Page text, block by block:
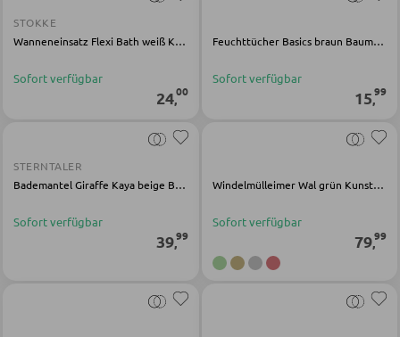
GARDEROBEN
Garderobenleisten
Garderobenspiegel
Kleiderhaken
Garderoben Kommoden
STOKKE
Wanneneinsatz Flexi Bath weiß Kunststoff
Sofort verfügbar
24,00
Feuchttücher Basics braun Baumwolle
Sofort verfügbar
15,99
STERNTALER
Bademantel Giraffe Kaya beige Baumwolle
Sofort verfügbar
39,99
Windelmülleimer Wal grün Kunststoff
Sofort verfügbar
79,99